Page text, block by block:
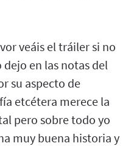
veáis el tráiler si no
en las notas del
su aspecto de
etcétera merece la
pero sobre todo yo
muy buena historia y